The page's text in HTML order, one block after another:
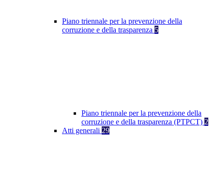
Piano triennale per la prevenzione della
corruzione e della trasparenza 5
Piano triennale per la prevenzione della
corruzione e della trasparenza (PTPCT) 2
Atti generali 29